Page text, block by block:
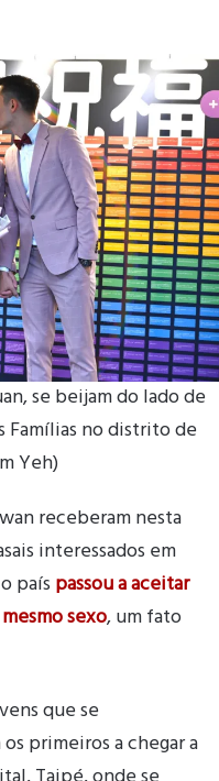
se beijam do lado de
Famílias no distrito de
Yeh)
receberam nesta
interessados em
país passou a aceitar
sexo, um fato
que se
primeiros a chegar a